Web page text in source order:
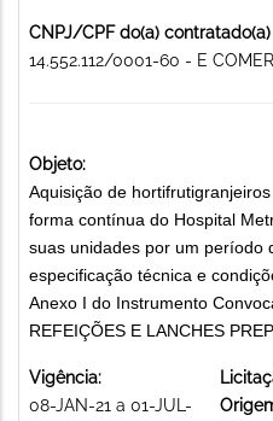
CNPJ/CPF do(a)
14.552.112/0001-60 - E
Objeto:
Aquisição de
forma contínua do Hospital
suas unidades por um período
especificação técnica e
Anexo I do Instrumento
REFEIÇÕES E LANCHES
Vigência:
08-JAN-21 a 01-JUL-